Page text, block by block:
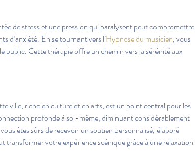
de stress et une pression qui paralysent peut compromettre
d’anxiété. En se tournant vers l’Hypnose du musicien, vous
public. Cette thérapie offre un chemin vers la sérénité aux
ville, riche en culture et en arts, est un point central pour les
profonde à soi-même, diminuant considérablement
êtes sûrs de recevoir un soutien personnalisé, élaboré
votre expérience scénique grâce à une relaxation